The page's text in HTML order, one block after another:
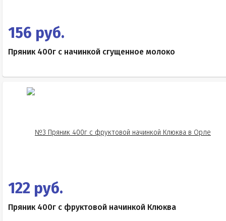
156 руб.
Пряник 400г с начинкой сгущенное молоко
122 руб.
Пряник 400г с фруктовой начинкой Клюква